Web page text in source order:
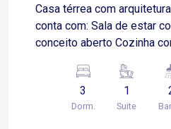
Casa térrea com arquitetura
conta com: Sala de estar com pé direito alto em
conceito aberto Cozinha
sendo 1 suíte Área de
Banheiros com box blindex
carros sendo 1 vaga coberta Localizada no
3
Dorm.
1
Suite